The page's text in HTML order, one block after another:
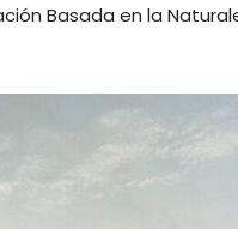
Basada en la